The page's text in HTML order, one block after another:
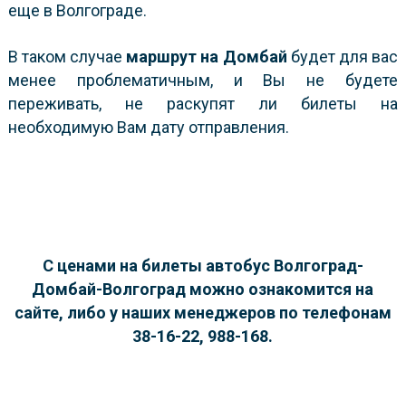
еще в Волгограде.
В таком случае маршрут на Домбай будет для вас
менее проблематичным, и Вы не будете
переживать, не раскупят ли билеты на
необходимую Вам дату отправления.
С ценами на билеты автобус Волгоград-
Домбай-Волгоград можно ознакомится на
сайте, либо у наших менеджеров по телефонам
38-16-22, 988-168.